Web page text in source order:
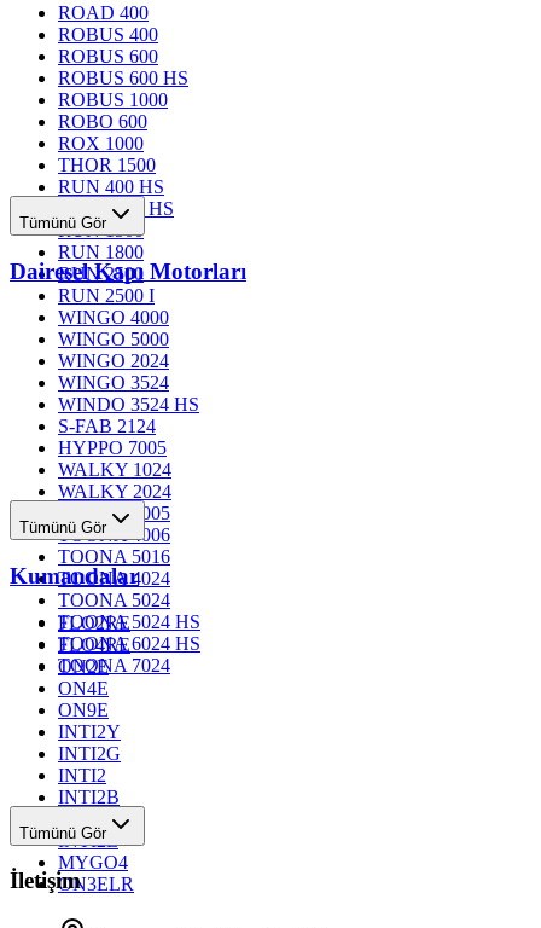
ROAD 400
ROBUS 400
ROBUS 600
ROBUS 600 HS
ROBUS 1000
ROBO 600
ROX 1000
THOR 1500
RUN 400 HS
RUN 1200 HS
RUN 1500
RUN 1800
RUN 2500
RUN 2500 I
Tümünü Gör
Dairesel Kapı Motorları
WINGO 4000
WINGO 5000
WINGO 2024
WINGO 3524
WINDO 3524 HS
S-FAB 2124
HYPPO 7005
WALKY 1024
WALKY 2024
TOONA 4005
TOONA 4006
TOONA 5016
TOONA 4024
TOONA 5024
TOONA 5024 HS
TOONA 6024 HS
TOONA 7024
Tümünü Gör
Kumandalar
FLO2RE
FLO4RE
ON2E
ON4E
ON9E
INTI2Y
INTI2G
INTI2
INTI2B
INTI2R
INTI2L
MYGO4
ON3ELR
Tümünü Gör
İletişim